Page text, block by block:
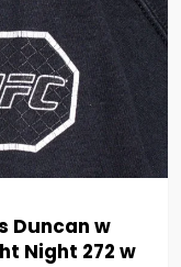
Duncan w
Night 272 w